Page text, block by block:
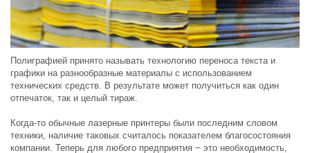
Полиграфией принято называть технологию переноса текста и
графики на разнообразные материалы с использованием
технических средств. В результате может получиться как один
отпечаток, так и целый тираж.
Когда-то обычные лазерные принтеры были последним словом
техники, наличие таковых считалось показателем благосостояния
компании. Теперь для любого предприятия − это необходимость,